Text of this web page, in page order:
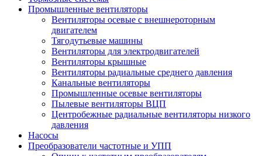
Промышленные вентиляторы
Вентиляторы осевые с внешнероторным
двигателем
Тягодутьевые машины
Вентиляторы для электродвигателей
Вентиляторы крышные
Вентиляторы радиальные среднего давления
Канальные вентиляторы
Промышленные осевые вентиляторы
Пылевые вентиляторы ВЦП
Центробежные радиальные вентиляторы низкого
давления
Насосы
Преобразователи частотные и УПП